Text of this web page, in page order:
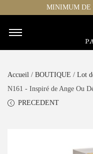
MINIMUM DE
Accueil / BOUTIQUE / Lot
N161 - Inspiré de Ange Ou
PRECEDENT